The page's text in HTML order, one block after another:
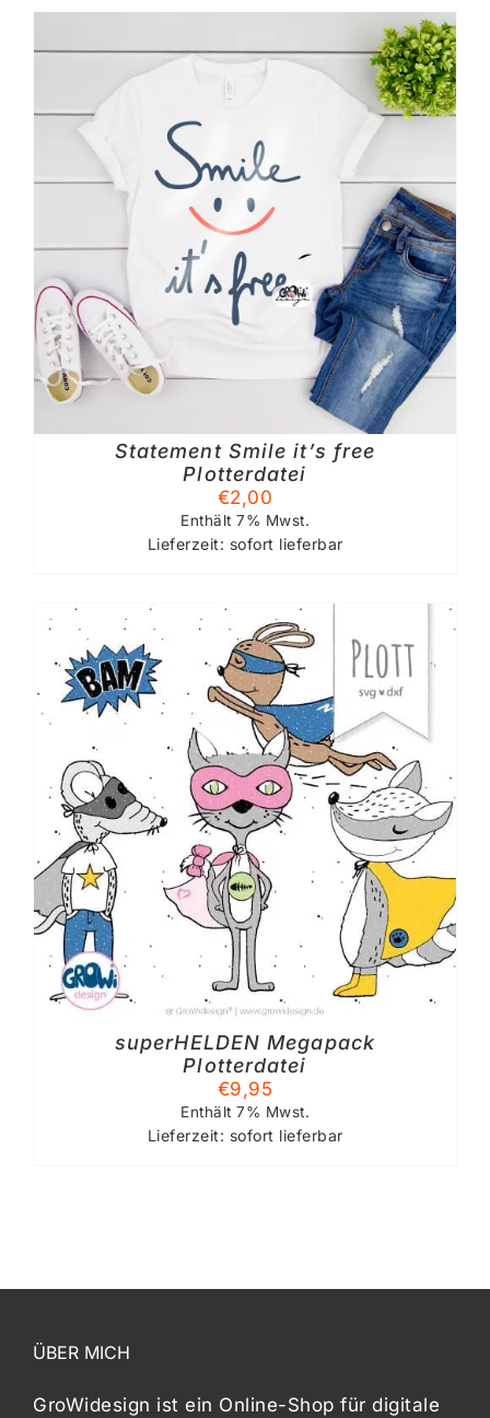
Statement Smile it’s free
Plotterdatei
€2,00
Enthält 7% Mwst.
Lieferzeit: sofort lieferbar
superHELDEN Megapack
Plotterdatei
€9,95
Enthält 7% Mwst.
Lieferzeit: sofort lieferbar
ÜBER MICH
GroWidesign ist ein Online-Shop für digitale